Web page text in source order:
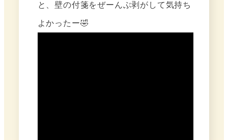
と、壁の付箋をぜーんぶ剥がして気持ち
よかったー🤣